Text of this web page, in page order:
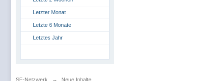
Letzter Monat
Letzte 6 Monate
Letztes Jahr
SF-Netzwerk → Neue Inhalte